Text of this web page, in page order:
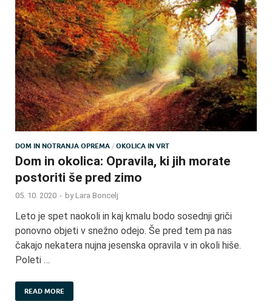
DOM IN NOTRANJA OPREMA / OKOLICA IN VRT
Dom in okolica: Opravila, ki jih morate
postoriti še pred zimo
05. 10. 2020 - by Lara Boncelj
Leto je spet naokoli in kaj kmalu bodo sosednji griči
ponovno objeti v snežno odejo. Še pred tem pa nas
čakajo nekatera nujna jesenska opravila v in okoli hiše.
Poleti …
READ MORE